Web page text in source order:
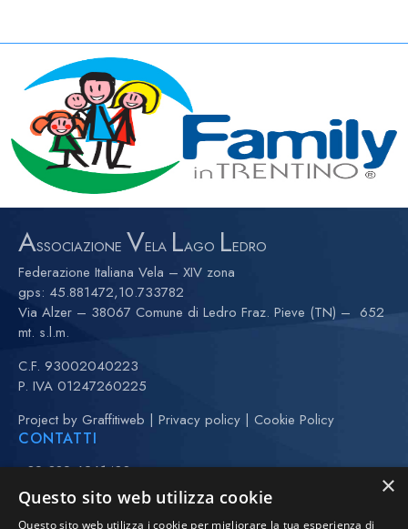
ASSOCIAZIONE VELA LAGO LEDRO
Federazione Italiana Vela – XIV zona
gps: 45.881472,10.733782
Via Alzer – 38067 Comune di Ledro Fraz. Pieve (TN) – 652
mt. s.l.m.
C.F. 93002040223
P. IVA 01247260225
Project by Graffitiweb | Privacy policy | Cookie Policy
CONTATTI
+39 389 6261480
+39 370 3443323 (Anna)
(maggio-settembre)
×
Questo sito web utilizza cookie
Questo sito web utilizza i cookie per migliorare la tua esperienza di